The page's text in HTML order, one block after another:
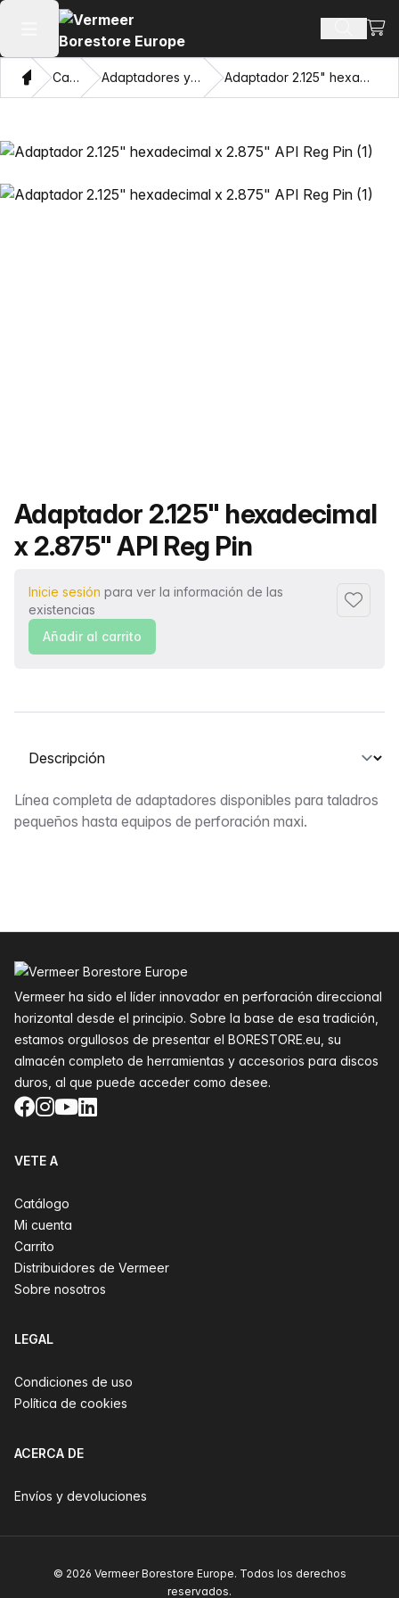
Abrir menú principal Buscar
Ver
HogarCatálogo Adaptadores y ojos de extracción Adaptador 2.125" hexadecimal x 2.875" API Reg Pin
Nombre del producto
Adaptador 2.125" hexadecimal
x 2.875" API Reg Pin
Inicie sesión para ver la información de las
existencias
Añadir
Añadir al carrito
Seleccione una pestaña
Descripción
Línea completa de adaptadores disponibles para taladros
pequeños hasta equipos de perforación maxi.
Vermeer ha sido el líder innovador en perforación direccional
horizontal desde el principio. Sobre la base de esa tradición,
estamos orgullosos de presentar el BORESTORE.eu, su
almacén completo de herramientas y accesorios para discos
duros, al que puede acceder como desee.
Facebook
Instagram
YouTube
LinkedIn
VETE A
Catálogo
Mi cuenta
Carrito
Distribuidores de Vermeer
Sobre nosotros
LEGAL
Condiciones de uso
Política de cookies
ACERCA DE
Envíos y devoluciones
© 2026 Vermeer Borestore Europe. Todos los derechos
reservados.